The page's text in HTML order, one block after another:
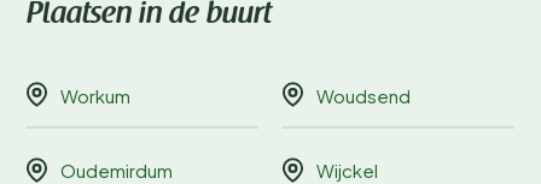
Plaatsen in de buurt
Workum Woudsend
Oudemirdum Wijckel